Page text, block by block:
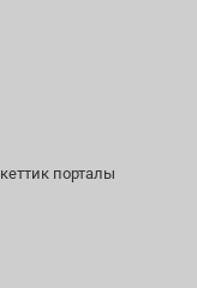
порталы